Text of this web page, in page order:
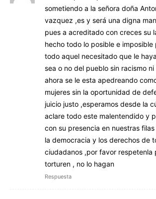
sometiendo a la señora doña
vazquez ,es y será una digna
pues a acreditado con creces su
hecho todo lo posible e imposible
todo aquel necesitado que le
sea o no del pueblo sin racismo
ahora se le esta apedreando
mujeres sin la oportunidad de
juicio justo ,esperamos desde la
aclare todo este malentendido y
con su presencia en nuestras
la democracia y los derechos de
ciudadanos ,por favor respetenla
torturen , no lo hagan
Respuesta